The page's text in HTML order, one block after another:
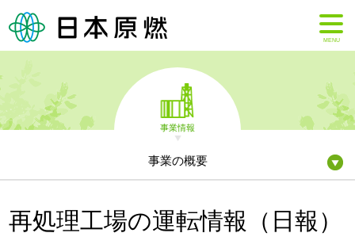
MENU
事業情報
事業の概要
再処理工場の運転情報（日報）